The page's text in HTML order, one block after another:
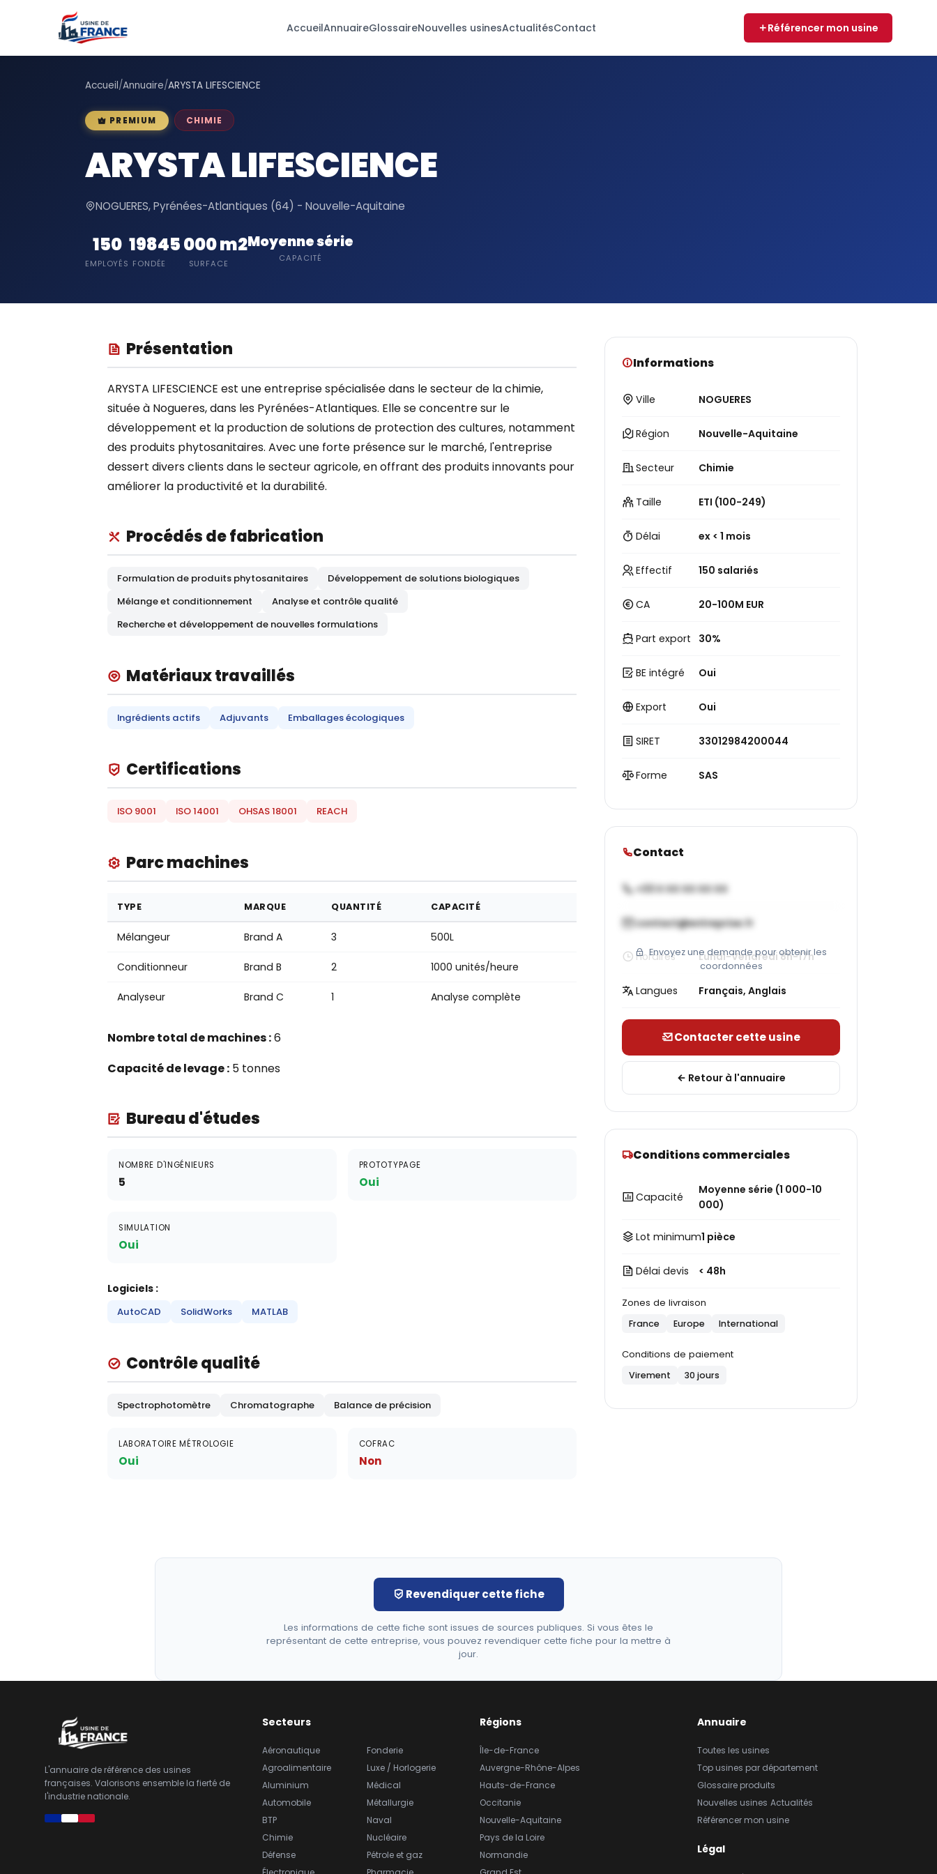
AccueilAnnuaireGlossaireNouvelles usinesActualitésContact Référencer mon usine
Accueil/Annuaire/ARYSTA LIFESCIENCE
PREMIUM CHIMIE
ARYSTA LIFESCIENCE
NOGUERES, Pyrénées-Atlantiques (64) - Nouvelle-Aquitaine
150
EMPLOYÉS
1984
FONDÉE
5 000 m2
SURFACE
Moyenne série
CAPACITÉ
Présentation
ARYSTA LIFESCIENCE est une entreprise spécialisée dans le secteur de la chimie,
située à Nogueres, dans les Pyrénées-Atlantiques. Elle se concentre sur le
développement et la production de solutions de protection des cultures, notamment
des produits phytosanitaires. Avec une forte présence sur le marché, l'entreprise
dessert divers clients dans le secteur agricole, en offrant des produits innovants pour
améliorer la productivité et la durabilité.
Procédés de fabrication
Formulation de produits phytosanitaires
Développement de solutions biologiques
Mélange et conditionnement
Analyse et contrôle qualité
Recherche et développement de nouvelles formulations
Matériaux travaillés
Ingrédients actifs Adjuvants Emballages écologiques
Certifications
ISO 9001 ISO 14001 OHSAS 18001 REACH
Parc machines
TYPE MARQUE QUANTITÉ CAPACITÉ
Mélangeur Brand A 3 500L
Conditionneur Brand B 2 1000 unités/heure
Analyseur Brand C 1 Analyse complète
Nombre total de machines :6
Capacité de levage : 5 tonnes
Bureau d'études
NOMBRE D'INGÉNIEURS
5
PROTOTYPAGE
Oui
SIMULATION
Oui
Logiciels :
AutoCAD SolidWorks MATLAB
Contrôle qualité
Spectrophotomètre Chromatographe Balance de précision
LABORATOIRE MÉTROLOGIE
Oui
COFRAC
Non
Informations
Ville NOGUERES
Région Nouvelle-Aquitaine
Secteur Chimie
Taille ETI (100-249)
Délai ex < 1 mois
Effectif 150 salariés
CA 20-100M EUR
Part export 30%
BE intégré Oui
Export Oui
SIRET 33012984200044
Forme SAS
Contact
+33 X XX XX XX XX
contact@entreprise.fr
Envoyez une demande pour obtenir les
coordonnées
Horaires Lundi-Vendredi 8h-17h
Langues Français, Anglais
Contacter cette usine
Retour à l'annuaire
Conditions commerciales
Capacité
Moyenne série (1 000-10
000)
Lot minimum1 pièce
Délai devis < 48h
Zones de livraison
France Europe International
Conditions de paiement
Virement 30 jours
Revendiquer cette fiche
Les informations de cette fiche sont issues de sources publiques. Si vous êtes le
représentant de cette entreprise, vous pouvez revendiquer cette fiche pour la mettre à
jour.
L'annuaire de référence des usines
françaises. Valorisons ensemble la fierté de
l'industrie nationale.
Secteurs
Aéronautique
Agroalimentaire
Aluminium
Automobile
BTP
Chimie
Défense
Fonderie
Luxe / Horlogerie
Médical
Métallurgie
Naval
Nucléaire
Pétrole et gaz
Régions
Île-de-France
Auvergne-Rhône-Alpes
Hauts-de-France
Occitanie
Nouvelle-Aquitaine
Pays de la Loire
Normandie
Annuaire
Toutes les usines
Top usines par département
Glossaire produits
Nouvelles usines Actualités
Référencer mon usine
Légal